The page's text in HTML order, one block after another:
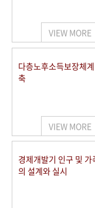
세계와 함께 한
VR 역사관
VIEW MORE
다층노후소득보장체
축
VIEW MORE
경제개발기 인구 및 가
의 설계와 실시